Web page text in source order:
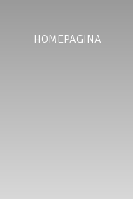
HOMEPAGINA